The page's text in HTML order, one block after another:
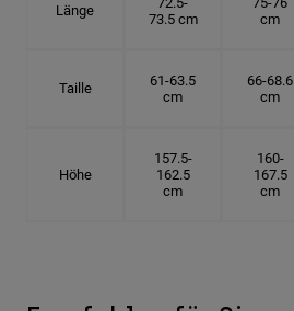
Länge
73.5 cm
cm
Taille
61-63.5
cm
66-68.6
cm
Höhe
157.5-
162.5
cm
160-
167.5
cm